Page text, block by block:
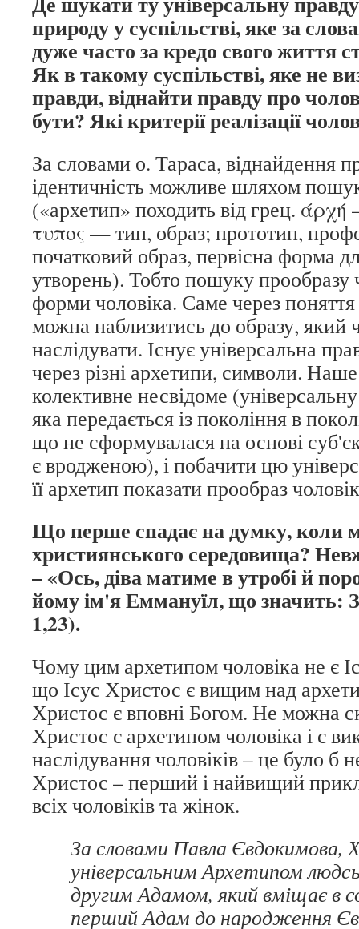
природу у суспільстві, яке за
дуже часто за кредо свого життя
Як в такому суспільстві, яке не
правди, віднайти правду про
бути? Які критерії реалізації
За словами о. Тараса, віднайдення
ідентичність можливе шляхом
(«архетип» походить від грец. άρχή
τυπος — тип, образ; прототип,
початковий образ, первісна форма
утворень). Тобто пошуку прообразу
форми чоловіка. Саме через
можна наблизитись до образу, який
наслідувати. Існує універсальна
через різні архетипи, символи.
колективне несвідоме
яка передається із покоління в
що не сформувалася на основі
є вродженою), і побачити цю
її архетип показати прообраз
Що перше спадає на думку, коли
християнського середовища?
– «Ось, діва матиме в утробі й
йому ім'я Еммануїл, що значить:
1,23).
Чому цим архетипом чоловіка не є
що Ісус Христос є вищим над
Христос є вповні Богом. Не можна
Христос є архетипом чоловіка і є
наслідування чоловіків – це було б
Христос – перший і найвищий
всіх чоловіків та жінок.
За словами Павла Євдокимова,
універсальним Архетипом
другим Адамом, який вміщає в
перший Адам до народження